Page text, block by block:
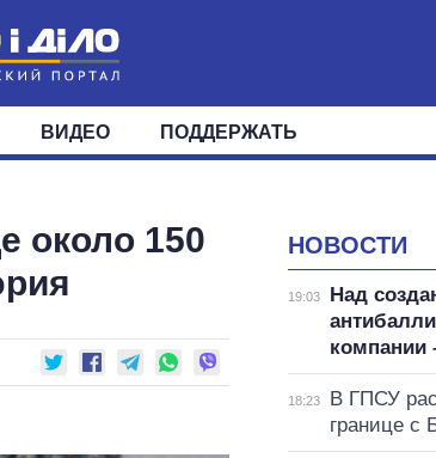
ОБЩЕСТВО МИР
ФРАКЦИИ ОКРУГА
ВИДЕО ПОДДЕРЖАТЬ
около 150
НОВОСТИ
19:03
Над
компании
18:23
В ГПСУ
границе с